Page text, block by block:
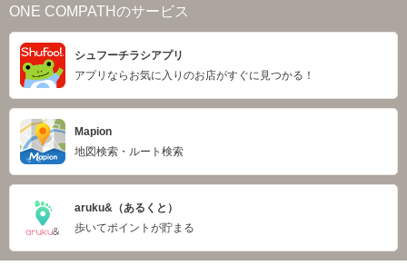
ONE COMPATHのサービス
シュフーチラシアプリ
アプリならお気に入りのお店がすぐに見つかる！
Mapion
地図検索・ルート検索
aruku&（あるくと）
歩いてポイントが貯まる